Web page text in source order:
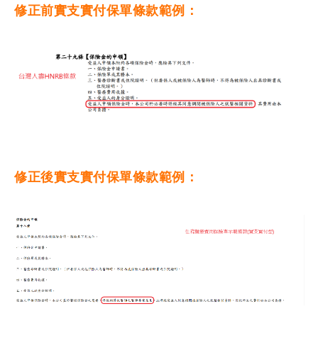
修正前實支實付保單條款範例：
修正後實支實付保單條款範例：